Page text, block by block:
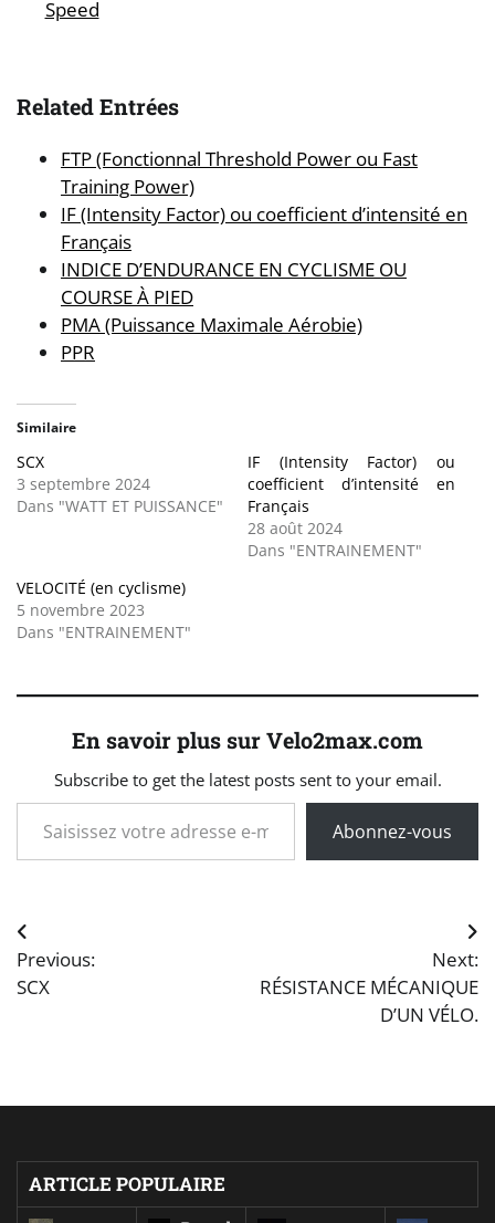
Speed
Related Entrées
FTP (Fonctionnal Threshold Power ou Fast
Training Power)
IF (Intensity Factor) ou coefficient d’intensité en
Français
INDICE D’ENDURANCE EN CYCLISME OU
COURSE À PIED
PMA (Puissance Maximale Aérobie)
PPR
Similaire
SCX
3 septembre 2024
Dans "WATT ET PUISSANCE"
IF (Intensity Factor) ou
coefficient d’intensité en
Français
28 août 2024
Dans "ENTRAINEMENT"
VELOCITÉ (en cyclisme)
5 novembre 2023
Dans "ENTRAINEMENT"
En savoir plus sur Velo2max.com
Subscribe to get the latest posts sent to your email.
Saisissez votre adresse e-mail…
Abonnez-vous
Navigation
de
Previous:
SCX
Next:
RÉSISTANCE MÉCANIQUE
D’UN VÉLO.
ARTICLE POPULAIRE